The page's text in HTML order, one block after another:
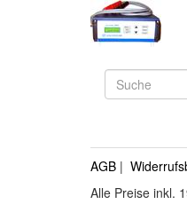
AGB |
Alle Preise inkl.